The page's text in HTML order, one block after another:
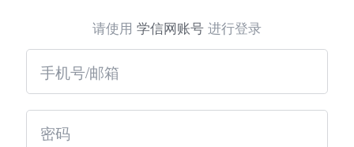
请使用 学信网账号 进行登录